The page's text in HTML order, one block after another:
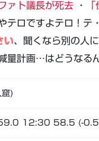
ァト議長が死去 ・
テロですよテロ！テ
い、聞くなら別の人
量計画…はどうなる
窟)
12:30 58.5 (-